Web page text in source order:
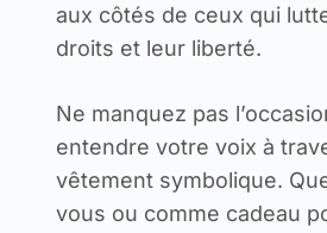
aux côtés de ceux qui
droits et leur liberté.
Ne manquez pas
entendre votre voix à
vêtement symbolique.
vous ou comme cadeau